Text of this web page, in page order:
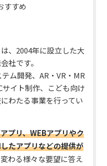
すすめ
、2004年に設立した大
社です。
ム開発、AR・VR・MR
イト制作、こども向け
わたる事業を行ってい
プリ、WEBアプリやク
たアプリなどの提供が
わる様々な要望に答え